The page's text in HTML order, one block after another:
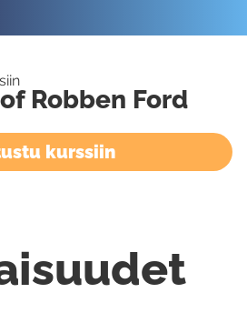
Robben Ford
kurssiin